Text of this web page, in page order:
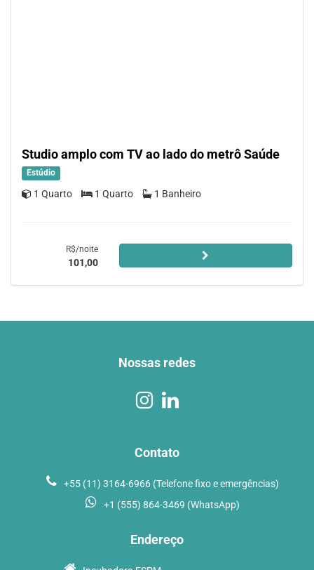
Studio amplo com TV ao lado do metrô Saúde
Estúdio
1 Quarto 1 Quarto 1 Banheiro
R$/noite
101,00
Nossas redes
Contato
+55 (11) 3164-6966 (Telefone fixo e emergências)
+1 (555) 864-3469 (WhatsApp)
Endereço